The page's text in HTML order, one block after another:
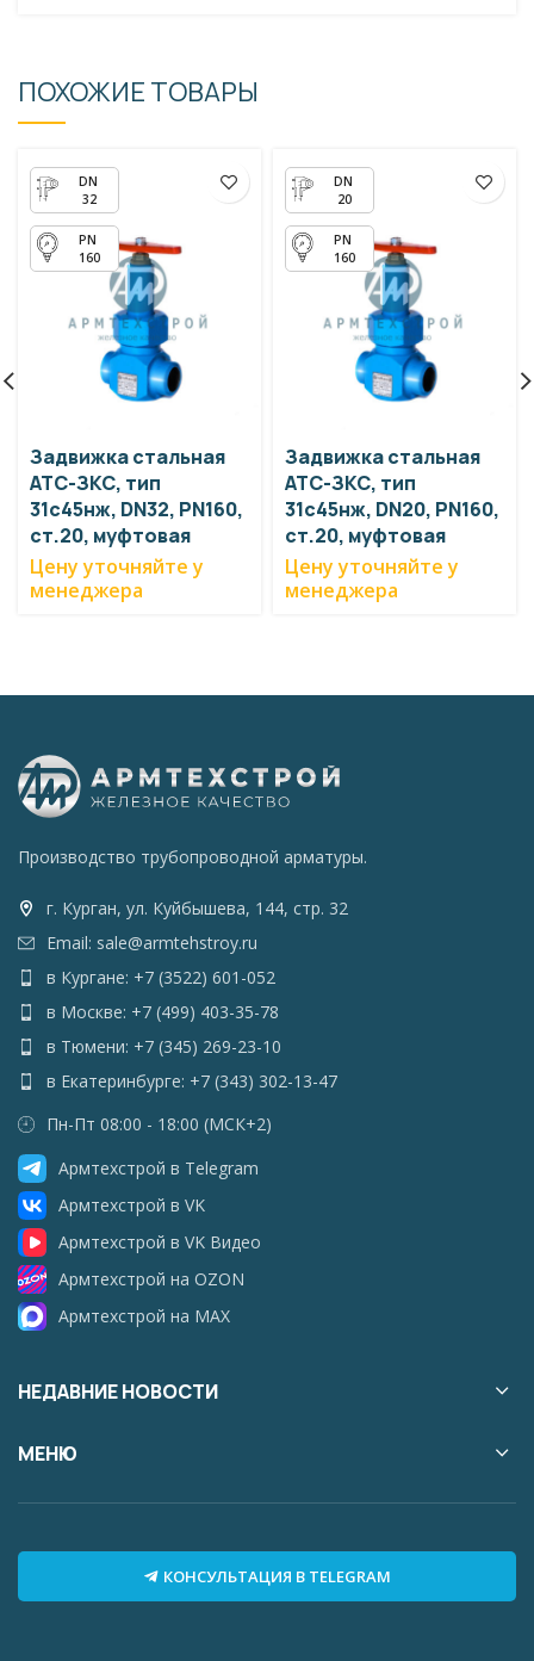
ПОХОЖИЕ ТОВАРЫ
32
160
Задвижка стальная
АТС-ЗКС, тип
31с45нж, DN32, PN160,
ст.20, муфтовая
Цену уточняйте у
менеджера
20
160
Задвижка стальная
АТС-ЗКС, тип
31с45нж, DN20, PN160,
ст.20, муфтовая
Цену уточняйте у
менеджера
Производство трубопроводной арматуры.
г. Курган, ул. Куйбышева, 144, стр. 32
Email: sale@armtehstroy.ru
в Кургане: +7 (3522) 601-052
в Москве: +7 (499) 403-35-78
в Тюмени: +7 (345) 269-23-10
в Екатеринбурге: +7 (343) 302-13-47
Пн-Пт 08:00 - 18:00 (МСК+2)
Армтехстрой в Telegram
Армтехстрой в VK
Армтехстрой в VK Видео
Армтехстрой на OZON
Армтехстрой на MAX
НЕДАВНИЕ НОВОСТИ
МЕНЮ
КОНСУЛЬТАЦИЯ В TELEGRAM